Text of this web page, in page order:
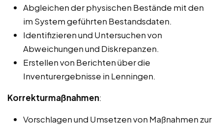
Abgleichen der physischen Bestände mit den
im System geführten Bestandsdaten.
Identifizieren und Untersuchen von
Abweichungen und Diskrepanzen.
Erstellen von Berichten über die
Inventurergebnisse in Lenningen.
Korrekturmaßnahmen:
Vorschlagen und Umsetzen von Maßnahmen zur